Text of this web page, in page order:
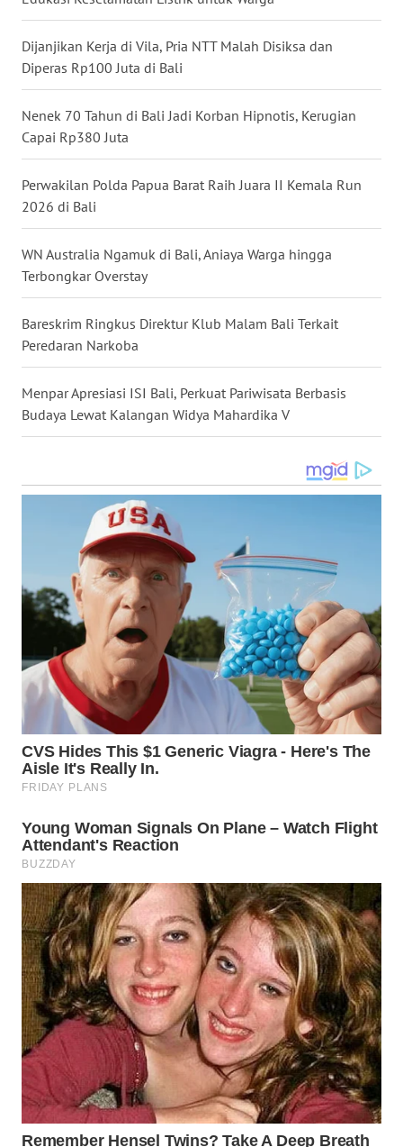
Dijanjikan Kerja di Vila, Pria NTT Malah Disiksa dan
Diperas Rp100 Juta di Bali
Nenek 70 Tahun di Bali Jadi Korban Hipnotis, Kerugian
Capai Rp380 Juta
Perwakilan Polda Papua Barat Raih Juara II Kemala Run
2026 di Bali
WN Australia Ngamuk di Bali, Aniaya Warga hingga
Terbongkar Overstay
Bareskrim Ringkus Direktur Klub Malam Bali Terkait
Peredaran Narkoba
Menpar Apresiasi ISI Bali, Perkuat Pariwisata Berbasis
Budaya Lewat Kalangan Widya Mahardika V
WN
KALTARA
KALSEL
KALTIM
SULSEL
GORONTALO
WN
SULUT
WN
DAIRI
DANAU
TOBA
NIAS
WN
WN
SELATAN
WN
TANJUNG
LESUNG
WN
KARO
WN
SIMALUNGUN